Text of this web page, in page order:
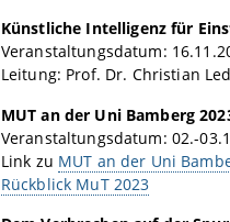
Künstliche Intelligenz für
Veranstaltungsdatum:
Leitung: Prof. Dr. Christian
MUT an der Uni Bamberg
Veranstaltungsdatum: 02.-
Link zu MUT an der Uni
Rückblick MuT 2023